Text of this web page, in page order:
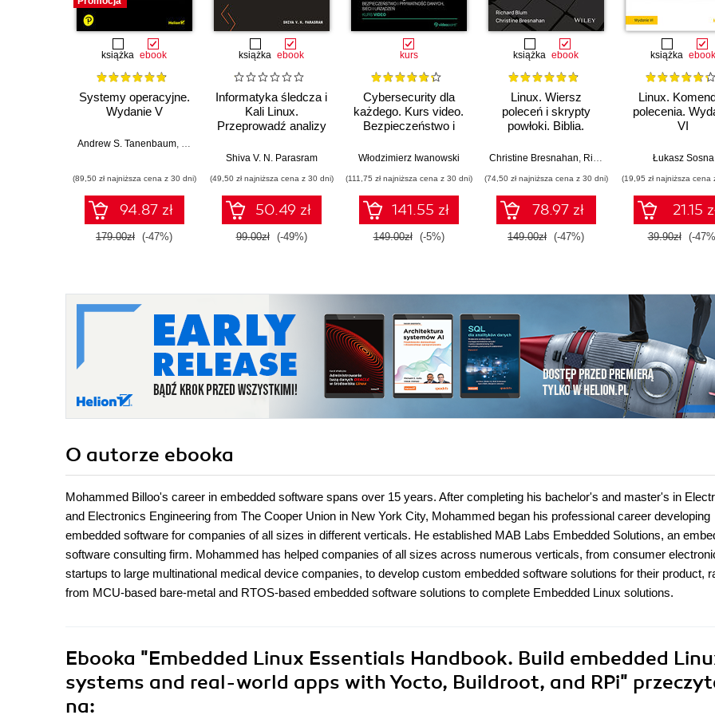
książka ebook
Systemy operacyjne.
Wydanie V
Andrew S. Tanenbaum, Herbert Bos
(89,50 zł najniższa cena z 30 dni)
94.87 zł
179.00zł (-47%)
książka ebook
Informatyka śledcza i
Kali Linux.
Przeprowadź analizy
ruchu sieciowego i
pomocą narzędzi
systemu Kali Linux
2022.x. Wydanie III
Shiva V. N. Parasram
(49,50 zł najniższa cena z 30 dni)
50.49 zł
99.00zł (-49%)
kurs
Cybersecurity dla
każdego. Kurs video.
Bezpieczeństwo i
sieci i urządzeń
Włodzimierz Iwanowski
(111,75 zł najniższa cena z 30 dni)
141.55 zł
149.00zł (-5%)
książka ebook
Linux. Wiersz
poleceń i skrypty
powłoki. Biblia.
Christine Bresnahan, Richard Blum
(74,50 zł najniższa cena z 30 dni)
78.97 zł
149.00zł (-47%)
książka ebook
Linux.
polecenia.
VI
Łukasz Sosna
(19,95 zł najniższa cena
21.15
39.90zł (-
O autorze ebooka
Mohammed Billoo's career in embedded software spans over 15 years. After completing his bachelor's and master's in
and Electronics Engineering from The Cooper Union in New York City, Mohammed began his professional career developing
embedded software for companies of all sizes in different verticals. He established MAB Labs Embedded Solutions, an
software consulting firm. Mohammed has helped companies of all sizes across numerous verticals, from consumer
startups to large multinational medical device companies, to develop custom embedded software solutions for their product,
from MCU-based bare-metal and RTOS-based embedded software solutions to complete Embedded Linux solutions.
Ebooka "Embedded Linux Essentials Handbook. Build embedded
systems and real-world apps with Yocto, Buildroot, and RPi"
na: